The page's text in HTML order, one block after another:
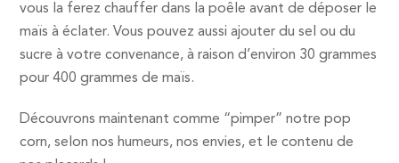
vous la ferez chauffer dans la poêle avant de déposer le
maïs à éclater. Vous pouvez aussi ajouter du sel ou du
sucre à votre convenance, à raison d’environ 30 grammes
pour 400 grammes de maïs.
Découvrons maintenant comme “pimper” notre pop
corn, selon nos humeurs, nos envies, et le contenu de